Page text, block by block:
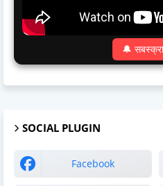
🔔
SOCIAL PLUGIN
Facebook